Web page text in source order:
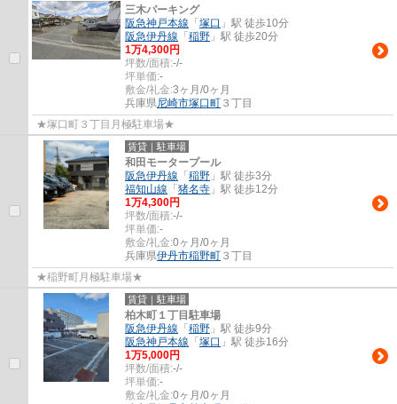
三木パーキング
阪急神戸本線 「 塚口 」駅 徒歩10分
阪急伊丹線 「 稲野 」駅 徒歩20分
1万4,300円
坪数/面積:-/-
坪単価:-
敷金/礼金:3ヶ月/0ヶ月
兵庫県尼崎市塚口町 ３丁目
★塚口町３丁目月極駐車場★
賃貸｜駐車場
和田モータープール
阪急伊丹線 「 稲野 」駅 徒歩3分
福知山線 「 猪名寺 」駅 徒歩12分
1万4,300円
坪数/面積:-/-
坪単価:-
敷金/礼金:0ヶ月/0ヶ月
兵庫県伊丹市稲野町 ３丁目
★稲野町月極駐車場★
賃貸｜駐車場
柏木町１丁目駐車場
阪急伊丹線 「 稲野 」駅 徒歩9分
阪急神戸本線 「 塚口 」駅 徒歩16分
1万5,000円
坪数/面積:-/-
坪単価:-
敷金/礼金:0ヶ月/0ヶ月